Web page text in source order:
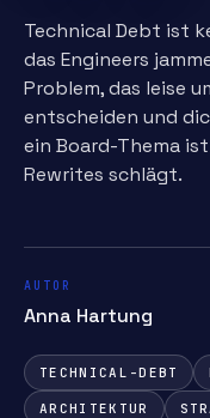
Technical Debt ist
das Engineers
Problem, das leise
entscheiden und
ein Board-Thema
Rewrites schlägt.
AUTOR
Anna Hartung
TECHNICAL-DEBT
ARCHITEKTUR